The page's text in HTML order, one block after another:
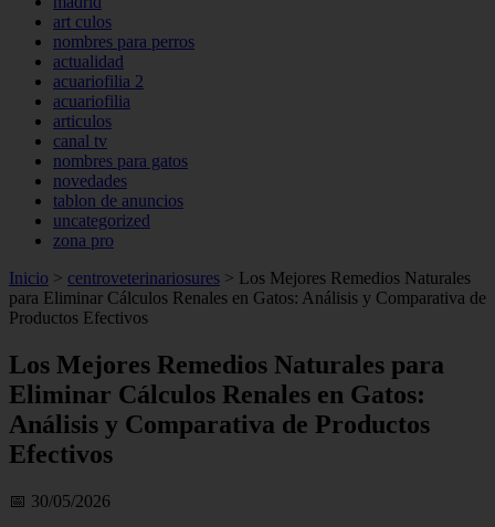
art culos
nombres para perros
actualidad
acuariofilia 2
acuariofilia
articulos
canal tv
nombres para gatos
novedades
tablon de anuncios
uncategorized
zona pro
Inicio > centroveterinariosures > Los Mejores Remedios Naturales
para Eliminar Cálculos Renales en Gatos: Análisis y Comparativa de
Productos Efectivos
Los Mejores Remedios Naturales para
Eliminar Cálculos Renales en Gatos:
Análisis y Comparativa de Productos
Efectivos
📅 30/05/2026